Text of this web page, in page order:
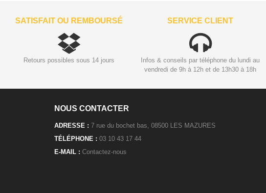
SATISFAIT OU REMBOURSÉ
Retours possibles sous 14 jours
SERVICE CLIENT
Infos & conseils par téléphone du lundi au
vendredi de 9h à 12h et de 13h30 à 18h
NOUS CONTACTER
ADRESSE : 7 rue du bochet bas, 08500 LES MAZURES
TÉLÉPHONE : 03 10 43 17 44
E-MAIL : Contactez-nous